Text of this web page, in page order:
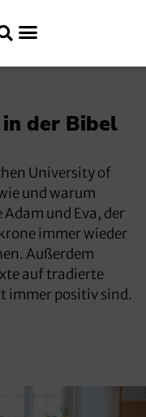
der Bibel
University of
und warum
und Eva, der
immer wieder
Außerdem
auf tradierte
immer positiv sind.